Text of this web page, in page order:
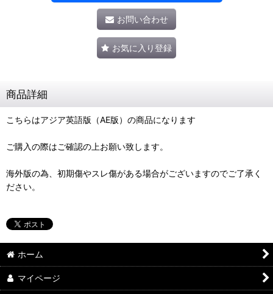
お問い合わせ
お気に入り登録
商品詳細
こちらはアジア英語版（AE版）の商品になります
ご購入の際はご確認の上お願い致します。
海外版の為、初期傷やスレ傷がある場合がございますのでご了承く
ださい。
ホーム
マイページ